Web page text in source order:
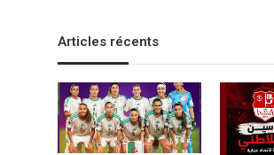
Articles récents